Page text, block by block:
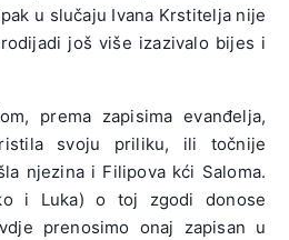
u slučaju Ivana Krstitelja nije
još više izazivalo bijes i
prema zapisima evanđelja,
svoju priliku, ili točnije
njezina i Filipova kći Saloma.
i Luka) o toj zgodi donose
prenosimo onaj zapisan u